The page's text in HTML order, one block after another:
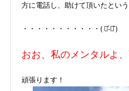
方に電話し、助けて頂いたとい
・・・・・・・・・・・( ･᷄-･᷅ )
おお、私のメンタルよ
頑張ります！